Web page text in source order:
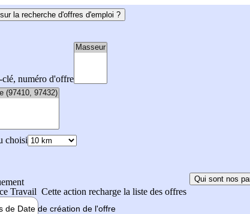
la recherche d'offres d'emploi ?
clé, numéro d'offre
choisi
Travail Cette action recharge la liste des offres
Qui sont nos
de Date de création de l'offre